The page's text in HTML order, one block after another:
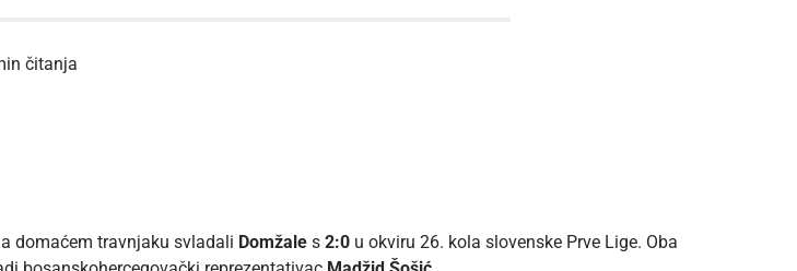
čitanja
domaćem travnjaku svladali Domžale s 2:0 u okviru 26. kola slovenske Prve Lige. Oba